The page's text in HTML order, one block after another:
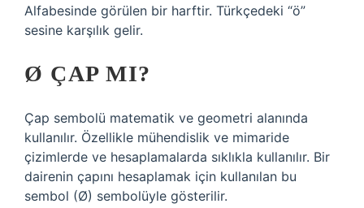
Alfabesinde görülen bir harftir. Türkçedeki “ö”
sesine karşılık gelir.
Ø ÇAP MI?
Çap sembolü matematik ve geometri alanında
kullanılır. Özellikle mühendislik ve mimaride
çizimlerde ve hesaplamalarda sıklıkla kullanılır. Bir
dairenin çapını hesaplamak için kullanılan bu
sembol (Ø) sembolüyle gösterilir.